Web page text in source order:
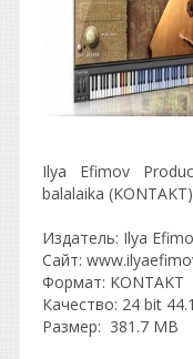
Ilya Efimov
balalaika (KONTAKT)
Издатель: Ilya
Сайт:
Формат: KONTAKT
Качество: 24 bit
Размер: 381.7 MB